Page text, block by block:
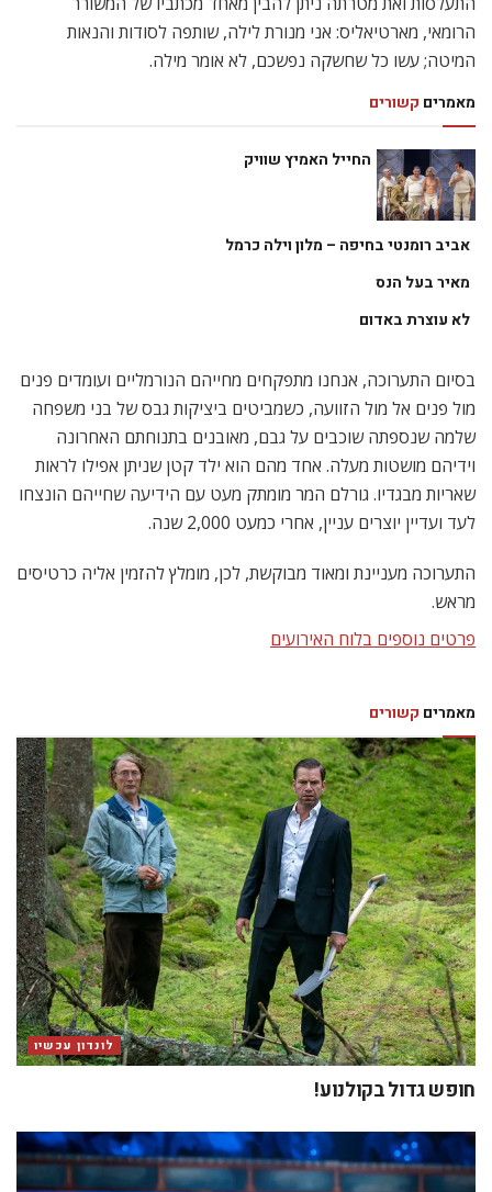
הרומאי, מארטיאליס: אני מנורת לילה, שותפה לסודות והנאות
המיטה; עשו כל שחשקה נפשכם, לא אומר מילה.
מאמרים קשורים
החייל האמיץ שוויק
אביב רומנטי בחיפה – מלון וילה כרמל
מאיר בעל הנס
לא עוצרת באדום
בסיום התערוכה, אנחנו מתפקחים מחייהם הנורמליים ועומדים פנים
מול פנים אל מול הזוועה, כשמביטים ביציקות גבס של בני משפחה
שלמה שנספתה שוכבים על גבם, מאובנים בתנוחתם האחרונה
וידיהם מושטות מעלה. אחד מהם הוא ילד קטן שניתן אפילו לראות
שאריות מבגדיו. גורלם המר מומתק מעט עם הידיעה שחייהם הונצחו
לעד ועדיין יוצרים עניין, אחרי כמעט 2,000 שנה.
התערוכה מעניינת ומאוד מבוקשת, לכן, מומלץ להזמין אליה כרטיסים
מראש.
פרטים נוספים בלוח האירועים
מאמרים קשורים
לונדון עכשיו
חופש גדול בקולנוע!